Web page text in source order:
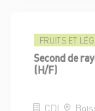
FRUITS ET
Second de
(H/F)
CDI